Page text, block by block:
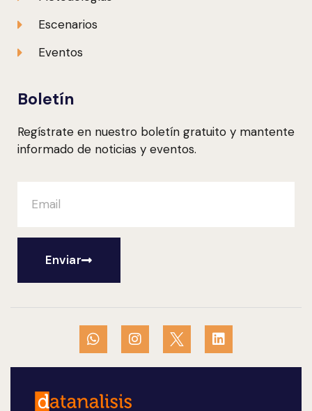
Escenarios
Eventos
Boletín
Regístrate en nuestro boletín gratuito y mantente
informado de noticias y eventos.
Enviar